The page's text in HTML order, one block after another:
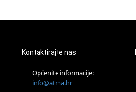
Pjesma srca / Zagreb
Tečaj Višeg Vodstva, razvijanja
Kontaktirajte nas
Općenite informacije:
info@atma.hr